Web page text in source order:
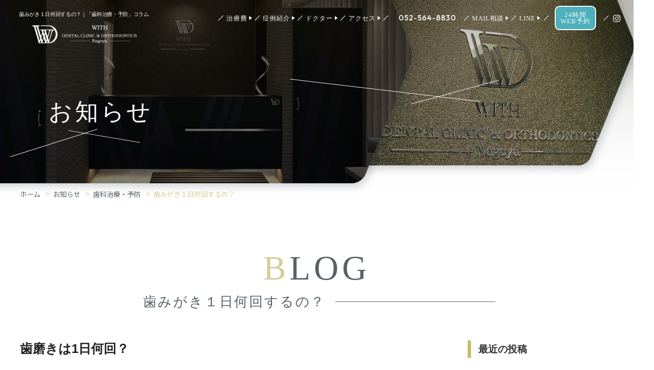
歯みがき１日何回するの？｜「歯科治療・予防」コラム
治療費 症例紹介 ドクター アクセス 052-564-8830 MAIL相談 LINE
24時間
WEB予約
お知らせ
ホーム お知らせ 歯科治療・予防 歯みがき１日何回するの？
BLOG
歯みがき１日何回するの？
歯磨きは1日何回？ 最近の投稿